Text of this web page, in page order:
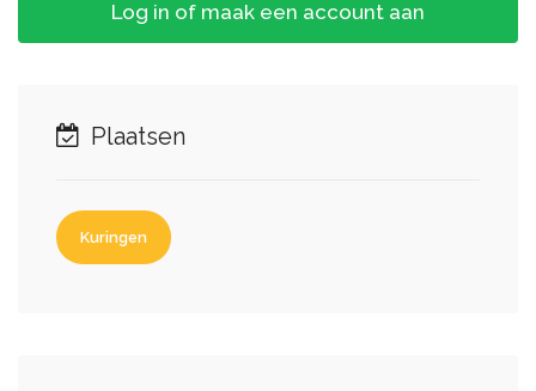
Log in of maak een account aan
Plaatsen
Kuringen